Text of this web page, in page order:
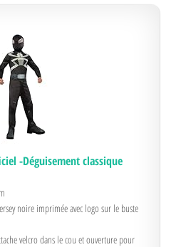
-Déguisement classique
noire imprimée avec logo sur le buste
velcro dans le cou et ouverture pour